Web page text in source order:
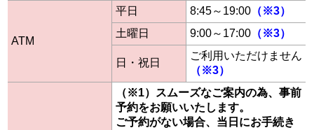
ATM
平日 8:45～19:00 （※3）
土曜日
9:00～17:00 （※3）
日・祝日
ご利用いただけません
（※3）
（※1）スムーズなご案内の為、事前
予約をお願いいたします。
ご予約がない場合、当日にお手続き